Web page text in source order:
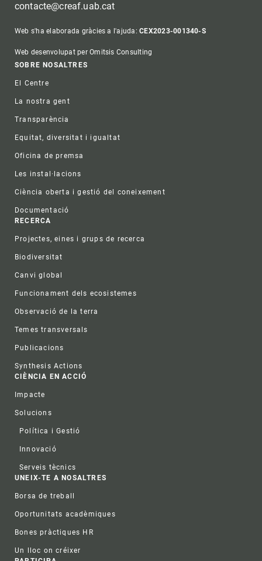
contacte@creaf.uab.cat
Web s'ha elaborada gràcies a l'ajuda:CEX2023-001340-S
Web desenvolupat per Omitsis Consulting
Footer
SOBRE NOSALTRES
El Centre
La nostra gent
Transparència
Equitat, diversitat i igualtat
Oficina de premsa
Les instal·lacions
Ciència oberta i gestió del coneixement
Documentació
RECERCA
Projectes, eines i grups de recerca
Biodiversitat
Canvi global
Funcionament dels ecosistemes
Observació de la terra
Temes transversals
Publicacions
Synthesis Actions
CIÈNCIA EN ACCIÓ
Impacte
Solucions
Política i Gestió
Innovació
Serveis tècnics
UNEIX-TE A NOSALTRES
Borsa de treball
Oportunitats acadèmiques
Bones pràctiques HR
Un lloc on créixer